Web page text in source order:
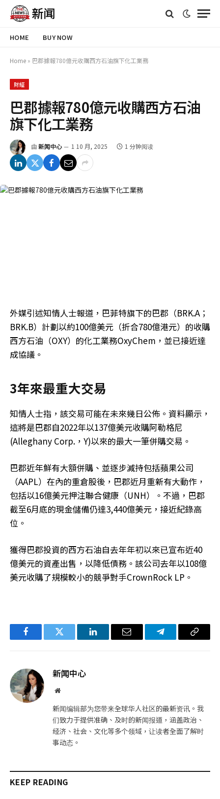
HOME BUY NOW
Home » 巴郡據報780億元收購西方石油旗下化工業務
財經
巴郡據報780億元收購西方石油
旗下化工業務
由 新闻中心 1 10 月, 2025 1 分钟阅读
外媒引述知情人士報道，巴菲特旗下的巴郡（BRK.A；
BRK.B）計劃以約100億美元（折合780億港元）的收購
西方石油（OXY）的化工業務OxyChem，並已接近達
成協議。
3年來最重大交易
知情人士指，該交易可能在未來幾日公佈。資料顯示，
這將是巴郡自2022年以137億美元收購阿勒格尼
(Alleghany Corp.，Y)以來的最大一筆併購交易。
巴郡近年鮮有大額併購、並逐步減持包括蘋果公司
（AAPL）在內的重倉股後，巴郡近月重新有大動作，
包括以16億美元押注聯合健康（UNH）。不過，巴郡
截至6月底的現金儲備仍達3,440億美元，接近紀錄高
位。
獲得巴郡投資的西方石油自去年年初以來已宣布近40
億美元的資產出售，以降低債務。該公司去年以108億
美元收購了規模較小的競爭對手CrownRock LP。
FacebookTwitter LinkedIn电
Telegram复
新闻中心
网
新闻编辑部为您带来全球华人社区的最新资讯。我
们致力于提供准确、及时的新闻报道，涵盖政治、
经济、社会、文化等多个领域，让读者全面了解时
事动态。
KEEP READING